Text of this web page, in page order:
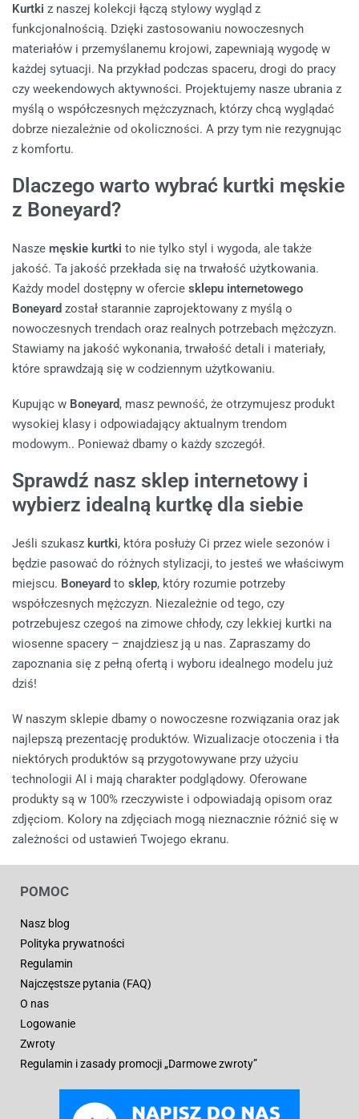
Kurtki z naszej kolekcji łączą stylowy wygląd z
funkcjonalnością. Dzięki zastosowaniu nowoczesnych
materiałów i przemyślanemu krojowi, zapewniają wygodę w
każdej sytuacji. Na przykład podczas spaceru, drogi do pracy
czy weekendowych aktywności. Projektujemy nasze ubrania z
myślą o współczesnych mężczyznach, którzy chcą wyglądać
dobrze niezależnie od okoliczności. A przy tym nie rezygnując
z komfortu.
Dlaczego warto wybrać kurtki męskie
z Boneyard?
Nasze męskie kurtki to nie tylko styl i wygoda, ale także
jakość. Ta jakość przekłada się na trwałość użytkowania.
Każdy model dostępny w ofercie sklepu internetowego
Boneyard został starannie zaprojektowany z myślą o
nowoczesnych trendach oraz realnych potrzebach mężczyzn.
Stawiamy na jakość wykonania, trwałość detali i materiały,
które sprawdzają się w codziennym użytkowaniu.
Kupując w Boneyard, masz pewność, że otrzymujesz produkt
wysokiej klasy i odpowiadający aktualnym trendom
modowym.. Ponieważ dbamy o każdy szczegół.
Sprawdź nasz sklep internetowy i
wybierz idealną kurtkę dla siebie
Jeśli szukasz kurtki, która posłuży Ci przez wiele sezonów i
będzie pasować do różnych stylizacji, to jesteś we właściwym
miejscu. Boneyard to sklep, który rozumie potrzeby
współczesnych mężczyzn. Niezależnie od tego, czy
potrzebujesz czegoś na zimowe chłody, czy lekkiej kurtki na
wiosenne spacery – znajdziesz ją u nas. Zapraszamy do
zapoznania się z pełną ofertą i wyboru idealnego modelu już
dziś!
W naszym sklepie dbamy o nowoczesne rozwiązania oraz jak
najlepszą prezentację produktów. Wizualizacje otoczenia i tła
niektórych produktów są przygotowywane przy użyciu
technologii AI i mają charakter podglądowy. Oferowane
produkty są w 100% rzeczywiste i odpowiadają opisom oraz
zdjęciom. Kolory na zdjęciach mogą nieznacznie różnić się w
zależności od ustawień Twojego ekranu.
POMOC
Nasz blog
Polityka prywatności
Regulamin
Najczęstsze pytania (FAQ)
O nas
Logowanie
Zwroty
Regulamin i zasady promocji „Darmowe zwroty”